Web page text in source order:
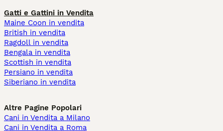
Gatti e Gattini in Vendita
Maine Coon in vendita
British in vendita
Ragdoll in vendita
Bengala in vendita
Scottish in vendita
Persiano in vendita
Siberiano in vendita
Altre Pagine Popolari
Cani in Vendita a Milano
Cani in Vendita a Roma